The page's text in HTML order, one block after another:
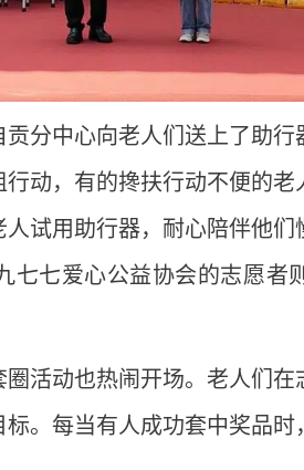
分中心向老人们送上了助
动，有的搀扶行动不便的老
试用助行器，耐心陪伴他
七七爱心公益协会的志愿者
活动也热闹开场。老人们在
。每当有人成功套中奖品